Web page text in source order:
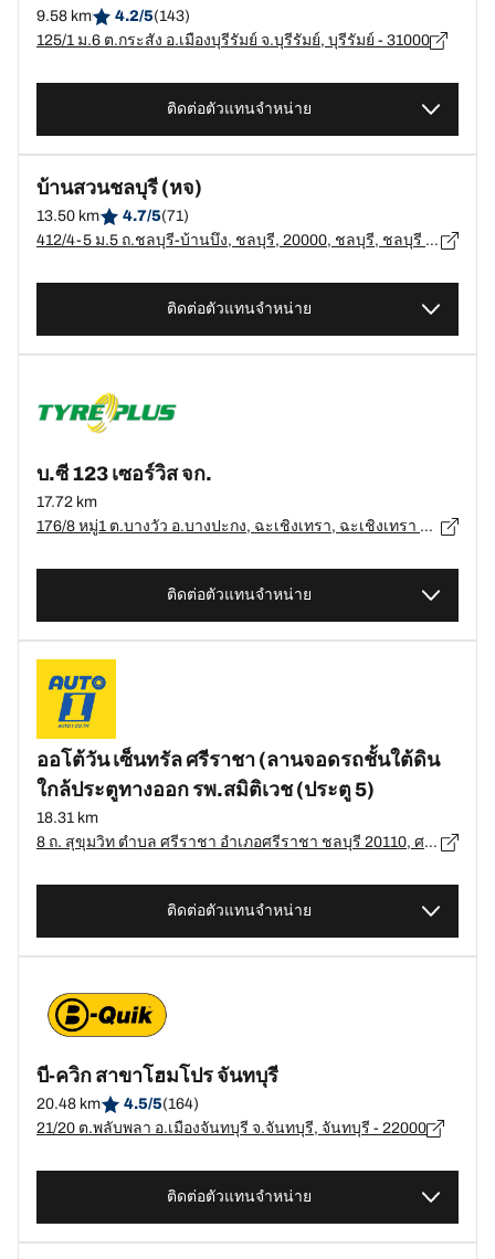
9.58 km 4.2/5(143)
125/1 ม.6 ต.กระสัง อ.เมืองบุรีรัมย์ จ.บุรีรัมย์, บุรีรัมย์ - 31000
ติดต่อตัวแทนจำหน่าย
บ้านสวนชลบุรี (หจ)
13.50 km 4.7/5(71)
412/4-5 ม.5 ถ.ชลบุรี-บ้านบึง, ชลบุรี, 20000, ชลบุรี, ชลบุรี - 20000
ติดต่อตัวแทนจำหน่าย
บ.ซี 123 เซอร์วิส จก.
17.72 km
176/8 หมู่1 ต.บางวัว อ.บางปะกง, ฉะเชิงเทรา, ฉะเชิงเทรา 24130, อ.บางปะกง, ฉะเชิงเทรา - 24130
ติดต่อตัวแทนจำหน่าย
ออโต้วัน เซ็นทรัล ศรีราชา (ลานจอดรถชั้นใต้ดิน
ใกล้ประตูทางออก รพ.สมิติเวช (ประตู 5)
18.31 km
8 ถ. สุขุมวิท ตำบล ศรีราชา อำเภอศรีราชา ชลบุรี 20110, ศรีรำชำ - 20110
ติดต่อตัวแทนจำหน่าย
บี-ควิก สาขาโฮมโปร จันทบุรี
20.48 km 4.5/5(164)
21/20 ต.พลับพลา อ.เมืองจันทบุรี จ.จันทบุรี, จันทบุรี - 22000
ติดต่อตัวแทนจำหน่าย